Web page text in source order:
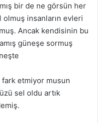
bir de ne görsün her
insanların evleri
Ancak kendisinin bu
güneşe sormuş
fark etmiyor musun
sel oldu artık